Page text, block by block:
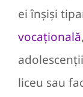
ei înșiși
vocațională
liceu sau